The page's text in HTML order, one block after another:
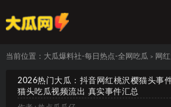
当前位置： 大瓜爆料社-每日热点-全网吃瓜 > 网
2026热门大瓜：抖音网红桃沢樱猫头事
猫头吃瓜视频流出 真实事件汇总